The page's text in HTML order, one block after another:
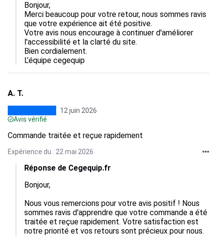
Bonjour,
Merci beaucoup pour votre retour, nous sommes ravis
que votre expérience ait été positive.
Votre avis nous encourage à continuer d'améliorer
l'accessibilité et la clarté du site.
Bien cordialement.
L’équipe cegequip
A. T.
12 juin 2026
Avis vérifié
Commande traitée et reçue rapidement
Expérience du : 22 mai 2026
Réponse de Cegequip.fr
Bonjour,
Nous vous remercions pour votre avis positif ! Nous
sommes ravis d'apprendre que votre commande a été
traitée et reçue rapidement. Votre satisfaction est
notre priorité et vos retours sont précieux pour nous.